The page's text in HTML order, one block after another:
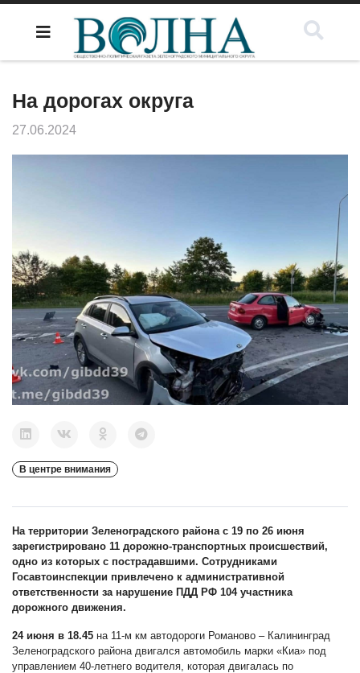
На дорогах округа
27.06.2024
В центре внимания
На территории Зеленоградского района с 19 по 26 июня
зарегистрировано 11 дорожно-транспортных происшествий,
одно из которых с пострадавшими. Сотрудниками
Госавтоинспекции привлечено к административной
ответственности за нарушение ПДД РФ 104 участника
дорожного движения.
24 июня в 18.45 на 11-м км автодороги Романово – Калининград
Зеленоградского района двигался автомобиль марки «Киа» под
управлением 40-летнего водителя, которая двигалась по